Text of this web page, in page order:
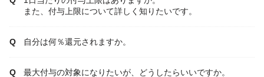
また、付与上限について詳しく知りたいです。
自分は何％還元されますか。
最大付与の対象になりたいが、どうしたらいいですか。